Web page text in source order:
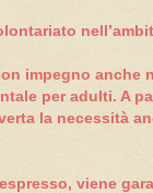
impegno
per adulti. A
la necessità
viene